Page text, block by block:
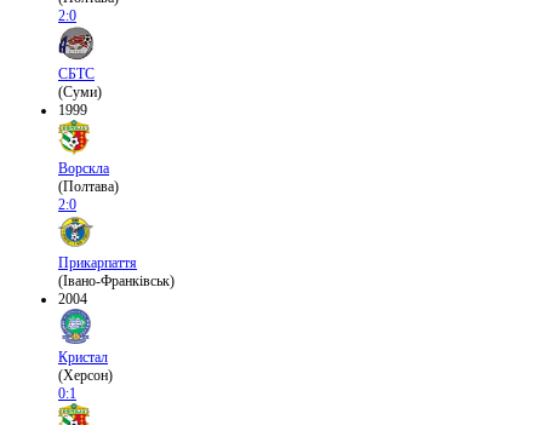
2:0
СБТС
(Суми)
1999
Ворскла
(Полтава)
2:0
Прикарпаття
(Івано-Франківськ)
2004
Кристал
(Херсон)
0:1